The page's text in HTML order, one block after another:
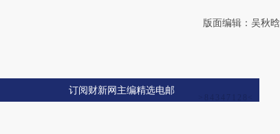
版面编辑：吴秋晗
订阅财新网主编精选电邮